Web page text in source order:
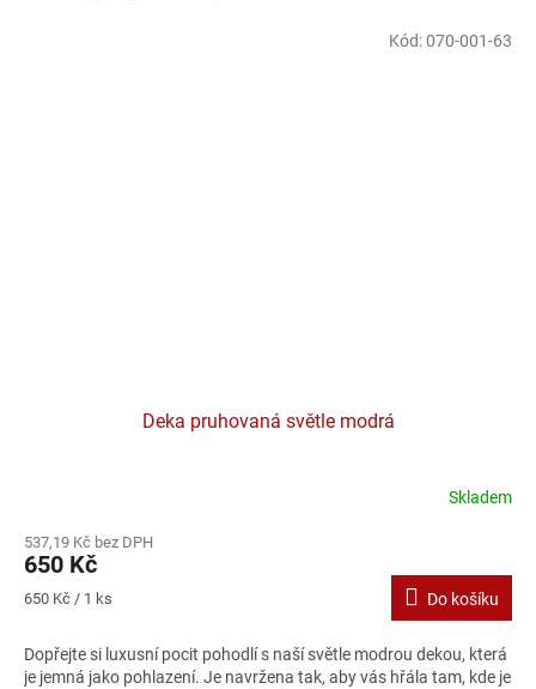
Deka pruhovaná světle modrá
Skladem
537,19 Kč bez DPH
650 Kč
Měrná
650 Kč / 1 ks Do košíku
Dopřejte si luxusní pocit pohodlí s naší světle modrou dekou, která
je jemná jako pohlazení. Je navržena tak, aby vás hřála tam, kde je
Kód:070-001-63